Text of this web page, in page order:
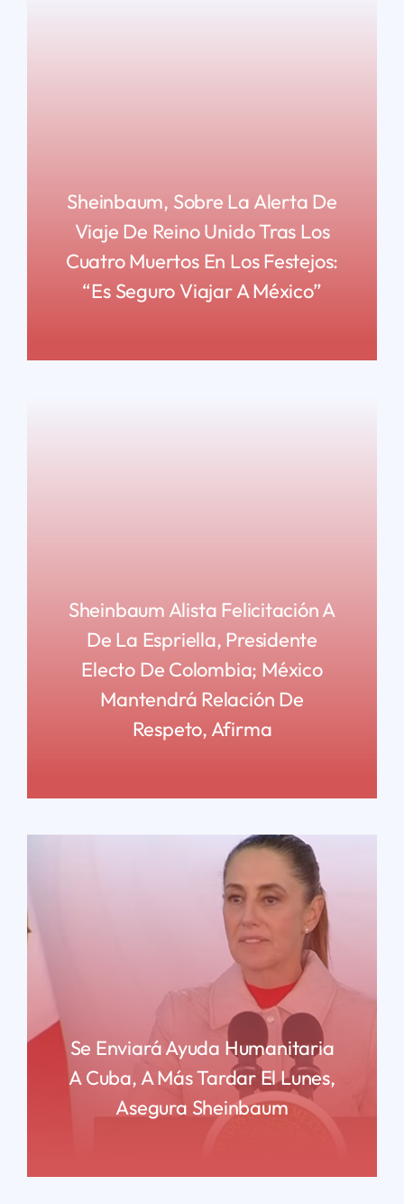
Sheinbaum, Sobre La Alerta De
Viaje De Reino Unido Tras Los
Cuatro Muertos En Los Festejos:
“Es Seguro Viajar A México”
Sheinbaum Alista Felicitación A
De La Espriella, Presidente
Electo De Colombia; México
Mantendrá Relación De
Respeto, Afirma
Se Enviará Ayuda Humanitaria
A Cuba, A Más Tardar El Lunes,
Asegura Sheinbaum